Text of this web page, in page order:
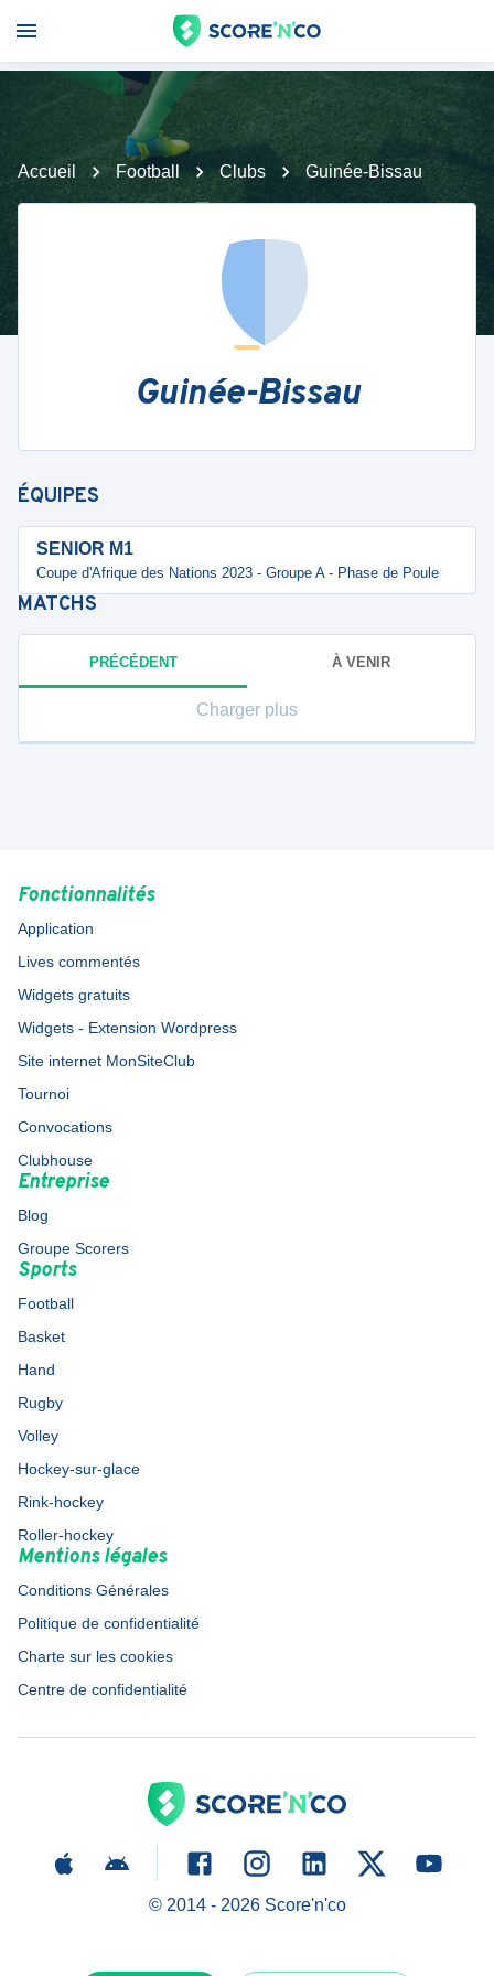
Accueil Football Clubs Guinée-Bissau
Guinée-Bissau
ÉQUIPES
SENIOR M1
Coupe d'Afrique des Nations 2023 - Groupe A - Phase de Poule
MATCHS
PRÉCÉDENT À VENIR
Charger plus
Fonctionnalités
Application
Lives commentés
Widgets gratuits
Widgets - Extension Wordpress
Site internet MonSiteClub
Tournoi
Convocations
Clubhouse
Entreprise
Blog
Groupe Scorers
Sports
Football
Basket
Hand
Rugby
Volley
Hockey-sur-glace
Rink-hockey
Roller-hockey
Mentions légales
Conditions Générales
Politique de confidentialité
Charte sur les cookies
Centre de confidentialité
© 2014 - 2026Score'n'co